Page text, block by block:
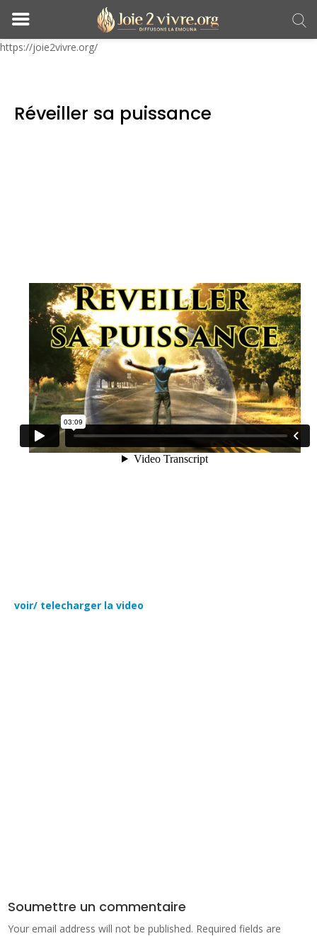
https://joie2vivre.org/
Réveiller sa puissance
voir/ telecharger la video
Soumettre un commentaire
Your email address will not be published. Required fields are